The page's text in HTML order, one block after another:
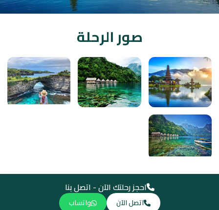
صور الرحلة
احجز رحلتك الآن - اتصل بنا
اتصل الآن واتساب